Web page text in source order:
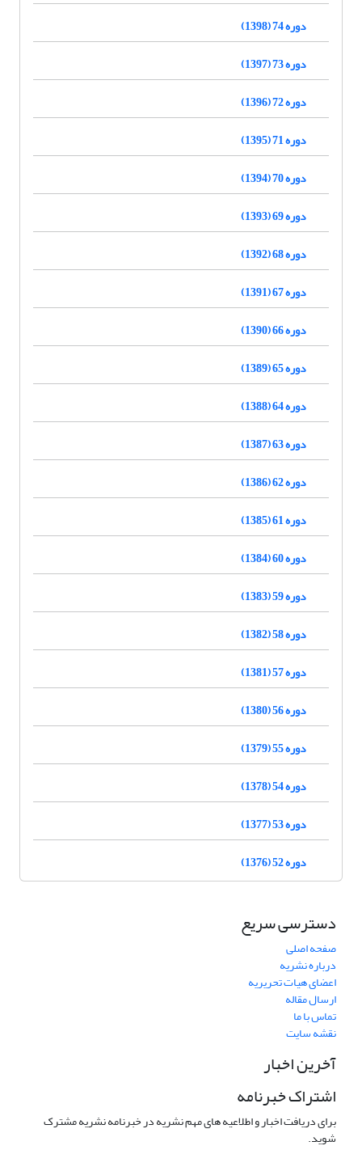
دوره 74 (1398)
دوره 73 (1397)
دوره 72 (1396)
دوره 71 (1395)
دوره 70 (1394)
دوره 69 (1393)
دوره 68 (1392)
دوره 67 (1391)
دوره 66 (1390)
دوره 65 (1389)
دوره 64 (1388)
دوره 63 (1387)
دوره 62 (1386)
دوره 61 (1385)
دوره 60 (1384)
دوره 59 (1383)
دوره 58 (1382)
دوره 57 (1381)
دوره 56 (1380)
دوره 55 (1379)
دوره 54 (1378)
دوره 53 (1377)
دوره 52 (1376)
دسترسی سریع
صفحه اصلی
درباره نشریه
اعضای هیات تحریریه
ارسال مقاله
تماس با ما
نقشه سایت
آخرین اخبار
اشتراک خبرنامه
برای دریافت اخبار و اطلاعیه های مهم نشریه در خبرنامه نشریه مشترک
شوید.